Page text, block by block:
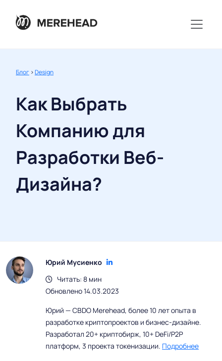
Блог >Design
Как Выбрать
Компанию для
Разработки Веб-
Дизайна?
Юрий Мусиенко
Читать: 8 мин
Обновлено 14.03.2023
Юрий — CBDO Merehead, более 10 лет опыта в
разработке криптопроектов и бизнес-дизайне.
Разработал 20+ криптобирж, 10+ DeFi/P2P
платформ, 3 проекта токенизации. Подробнее